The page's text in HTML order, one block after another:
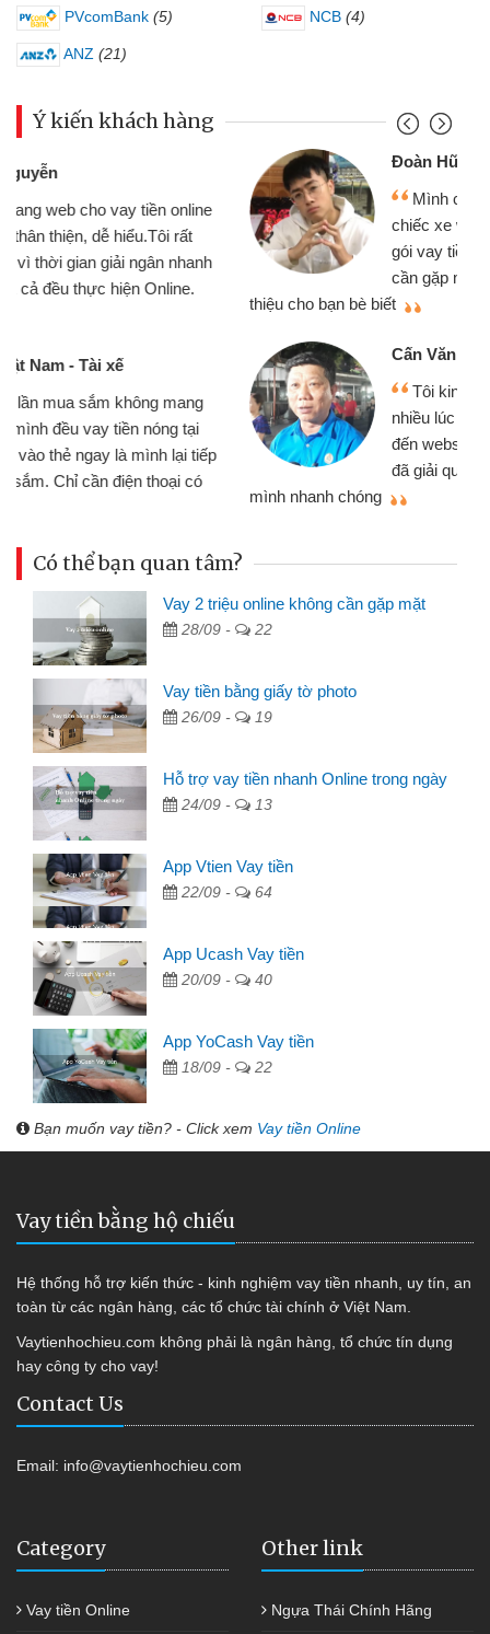
PVcomBank (5) NCB (4)
ANZ (21)
Ý kiến khách hàng
Đoàn Hữu Cảnh
Mình cần tiền gấp nên định cầm cố
chiếc xe wave nhưng thật may đã có
gói vay tiền bằng CMND online không
cần gặp mặt nên rất tiện lợi, sẽ giới
Cấn Văn Lực - Tạp hóa
Tôi kinh doanh buôn bán nhỏ lẻ
nhiều lúc cần vốn nhập hàng, nhờ biết
đến website qua bạn bè giới thiệu tôi
đã giải quyết được công việc của
Có thể bạn quan tâm?
Vay 2 triệu online không cần gặp mặt
28/09 - 22
Vay tiền bằng giấy tờ photo
26/09 - 19
Hỗ trợ vay tiền nhanh Online trong ngày
24/09 - 13
App Vtien Vay tiền
22/09 - 64
App Ucash Vay tiền
20/09 - 40
App YoCash Vay tiền
18/09 - 22
Bạn muốn vay tiền? - Click xem Vay tiền Online
Vay tiền bằng hộ chiếu
Hệ thống hỗ trợ kiến thức - kinh nghiệm vay tiền nhanh, uy tín, an
toàn từ các ngân hàng, các tổ chức tài chính ở Việt Nam.
Vaytienhochieu.com không phải là ngân hàng, tổ chức tín dụng
hay công ty cho vay!
Contact Us
Email: info@vaytienhochieu.com
Category
Vay tiền Online
Other link
Ngựa Thái Chính Hãng